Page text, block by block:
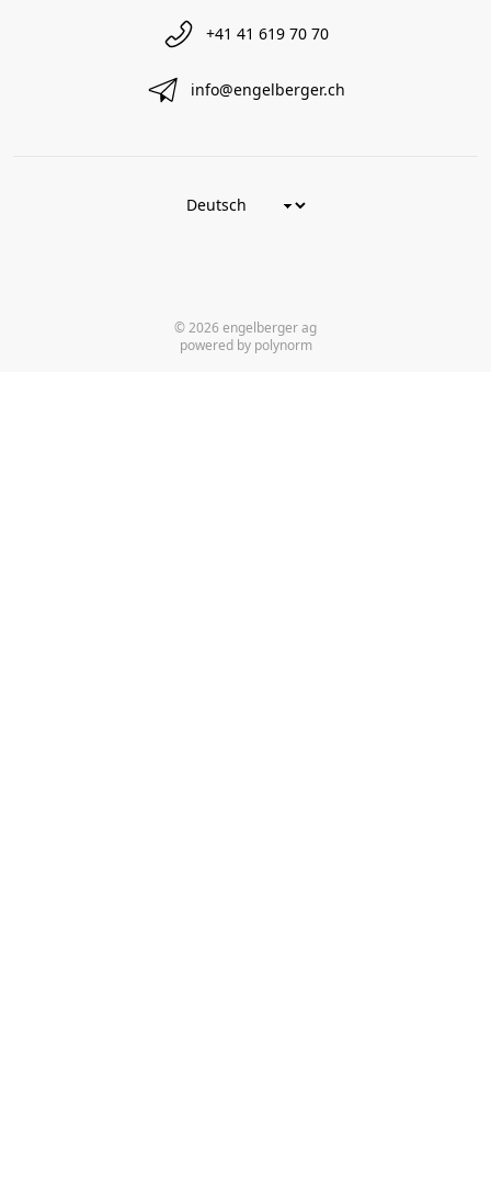
+41 41 619 70 70
info@engelberger.ch
© 2026 engelberger ag
powered by polynorm